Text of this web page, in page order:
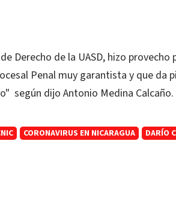
Derecho de la UASD, hizo
Penal muy garantista y que da
según dijo Antonio Medina Calcaño.
CORONAVIRUS EN NICARAGUA DARÍO